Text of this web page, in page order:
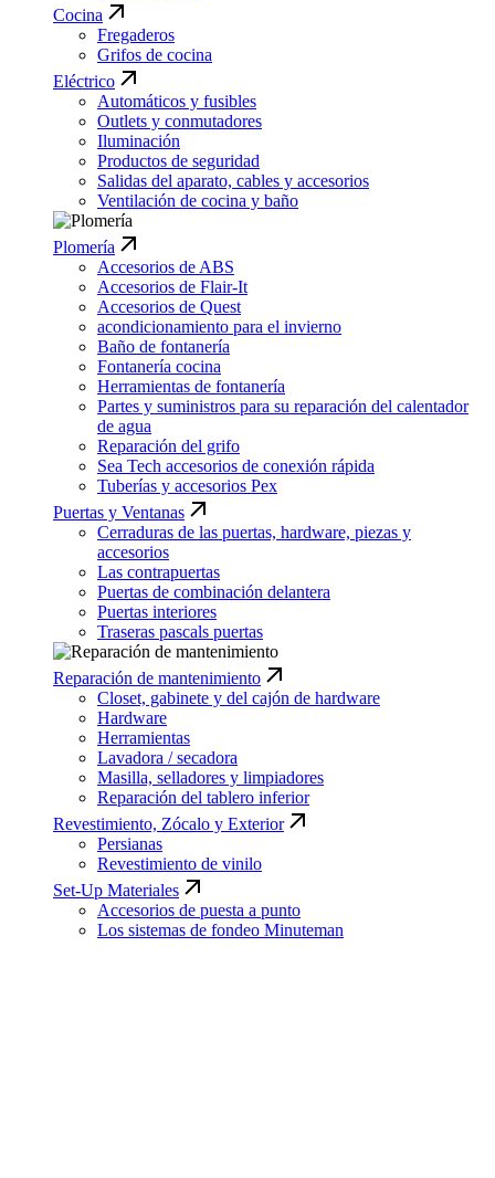
Cocina
Fregaderos
Grifos de cocina
Eléctrico
Automáticos y fusibles
Outlets y conmutadores
Iluminación
Productos de seguridad
Salidas del aparato, cables y accesorios
Ventilación de cocina y baño
Plomería
Accesorios de ABS
Accesorios de Flair-It
Accesorios de Quest
acondicionamiento para el invierno
Baño de fontanería
Fontanería cocina
Herramientas de fontanería
Partes y suministros para su reparación del calentador
de agua
Reparación del grifo
Sea Tech accesorios de conexión rápida
Tuberías y accesorios Pex
Puertas y Ventanas
Cerraduras de las puertas, hardware, piezas y
accesorios
Las contrapuertas
Puertas de combinación delantera
Puertas interiores
Traseras pascals puertas
Reparación de mantenimiento
Closet, gabinete y del cajón de hardware
Hardware
Herramientas
Lavadora / secadora
Masilla, selladores y limpiadores
Reparación del tablero inferior
Revestimiento, Zócalo y Exterior
Persianas
Revestimiento de vinilo
Set-Up Materiales
Accesorios de puesta a punto
Los sistemas de fondeo Minuteman